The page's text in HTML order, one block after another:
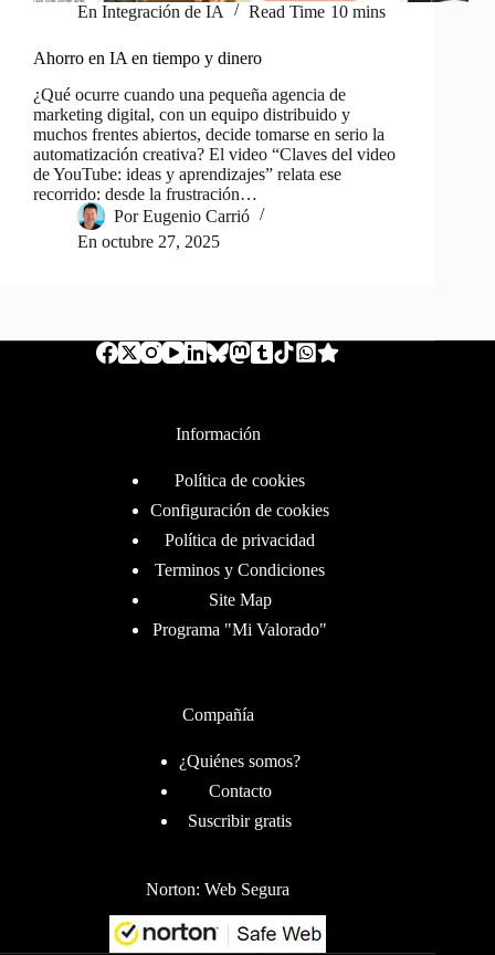
En Integración de IA Read Time 10 mins
Ahorro en IA en tiempo y dinero
¿Qué ocurre cuando una pequeña agencia de
marketing digital, con un equipo distribuido y
muchos frentes abiertos, decide tomarse en serio la
automatización creativa? El video “Claves del video
de YouTube: ideas y aprendizajes” relata ese
recorrido: desde la frustración…
Por Eugenio Carrió
En octubre 27, 2025
Información
Política de cookies
Configuración de cookies
Política de privacidad
Terminos y Condiciones
Site Map
Programa "Mi Valorado"
Compañía
¿Quiénes somos?
Contacto
Suscribir gratis
Norton: Web Segura